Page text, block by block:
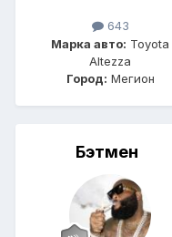
643
Марка авто: Toyota
Altezza
Город: Мегион
Бэтмен